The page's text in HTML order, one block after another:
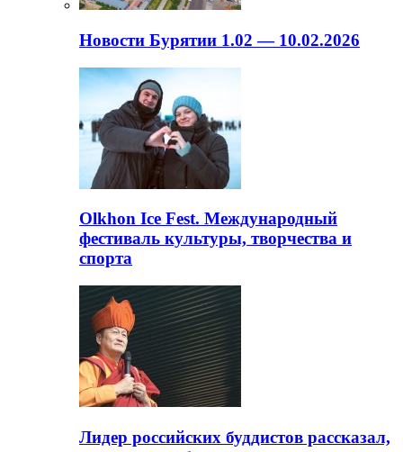
Новости Бурятии 1.02 — 10.02.2026
Olkhon Ice Fest. Международный
фестиваль культуры, творчества и
спорта
Лидер российских буддистов рассказал,